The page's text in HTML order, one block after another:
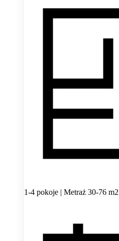
1-4 pokoje | Metraż 30-76 m2